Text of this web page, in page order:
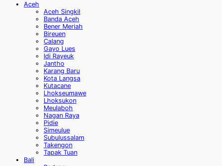
Aceh
Aceh Singkil
Banda Aceh
Bener Meriah
Bireuen
Calang
Gayo Lues
Idi Rayeuk
Jantho
Karang Baru
Kota Langsa
Kutacane
Lhokseumawe
Lhoksukon
Meulaboh
Nagan Raya
Pidie
Simeulue
Subulussalam
Takengon
Tapak Tuan
Bali